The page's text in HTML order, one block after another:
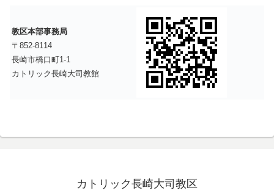
教区本部事務局
〒852-8114
長崎市橋口町1-1
カトリック長崎大司教館
カトリック長崎大司教区